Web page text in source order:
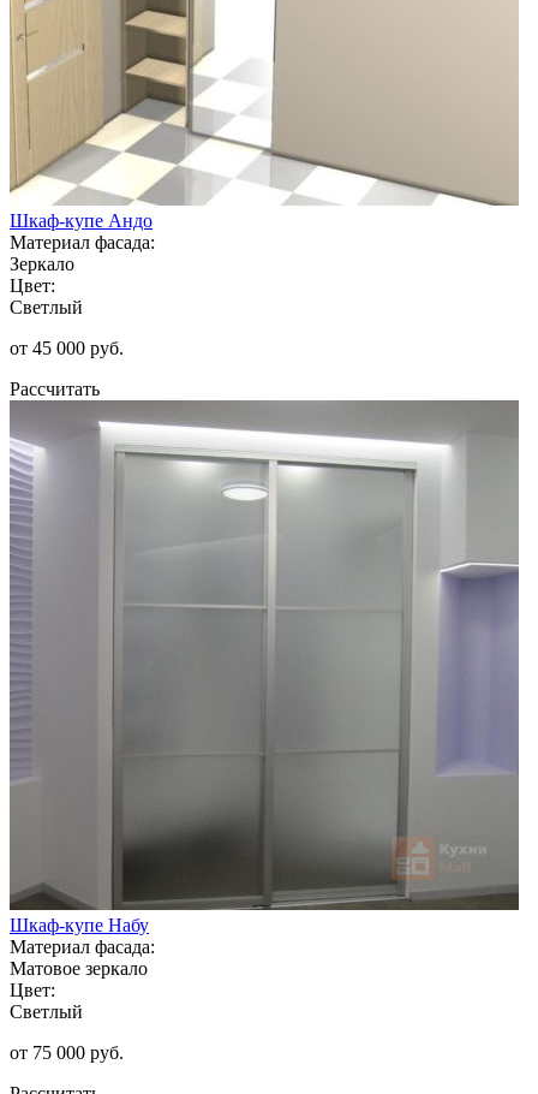
Шкаф-купе Андо
Материал фасада:
Зеркало
Цвет:
Светлый
от 45 000 руб.
Рассчитать
Шкаф-купе Набу
Материал фасада:
Матовое зеркало
Цвет:
Светлый
от 75 000 руб.